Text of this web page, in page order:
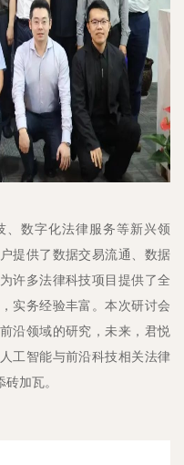
、数字化法律服务等新兴领
提供了数据交易流通、数据
许多法律科技项目提供了全
实务经验丰富。本次研讨会
沿领域的研究，未来，君悦
工智能与前沿科技相关法律
加瓦。